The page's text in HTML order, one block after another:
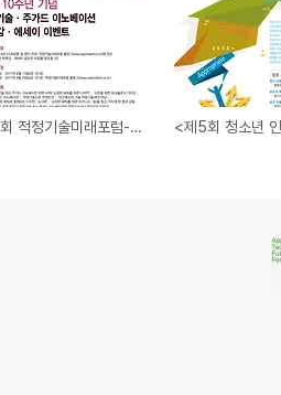
<제7회 적정기술미래포럼-MYSC 독후감 에세이 공모전>에 응모하세요! (2017년 9월 15일 접수 마감)